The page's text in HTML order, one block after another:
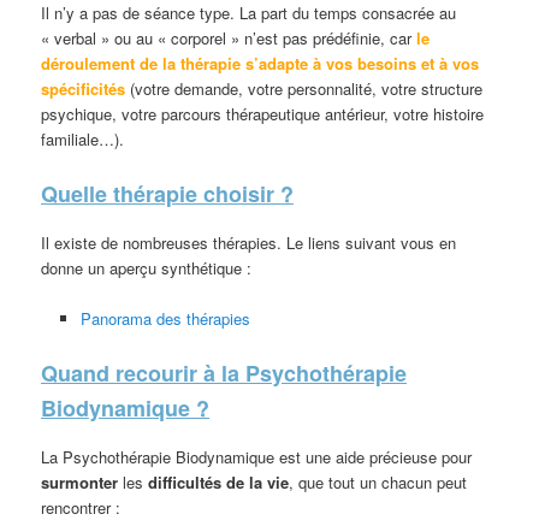
Il n’y a pas de séance type. La part du temps consacrée au
« verbal » ou au « corporel » n’est pas prédéfinie, carle
déroulement de la thérapie s’adapte à vos besoins et à vos
spécificités (votre demande, votre personnalité, votre structure
psychique, votre parcours thérapeutique antérieur, votre histoire
familiale…).
Quelle thérapie choisir ?
Il existe de nombreuses thérapies. Le liens suivant vous en
donne un aperçu synthétique :
Panorama des thérapies
Quand recourir à la Psychothérapie
Biodynamique ?
La Psychothérapie Biodynamique est une aide précieuse pour
surmonter lesdifficultés de la vie, que tout un chacun peut
rencontrer :